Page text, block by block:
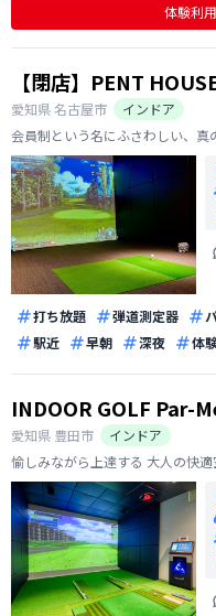
体験利
【閉店】PENT
愛知県名古屋市
インドア
会員制という名にふさわしい、真
打ち放題 弾道測定器
駅近
早朝 深夜 体
INDOOR GOLF Par-
愛知県 豊田市
インドア
愉しみながら上達する 大人の快適